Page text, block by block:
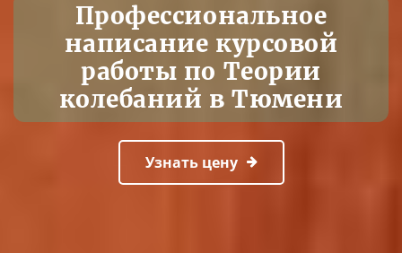
Профессиональное
написание курсовой
работы по Теории
колебаний в Тюмени
Узнать цену